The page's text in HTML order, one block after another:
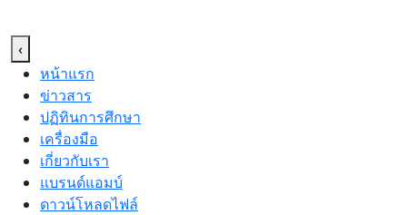
‹
หน้าแรก
ข่าวสาร
ปฏิทินการศึกษา
เครื่องมือ
เกี่ยวกับเรา
แบรนด์แอมบ์
ดาวน์โหลดไฟล์